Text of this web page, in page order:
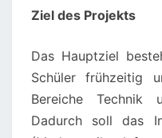
Ziel des Projekts
Das Hauptziel
Schüler frühzeitig
Bereiche Technik
Dadurch soll das